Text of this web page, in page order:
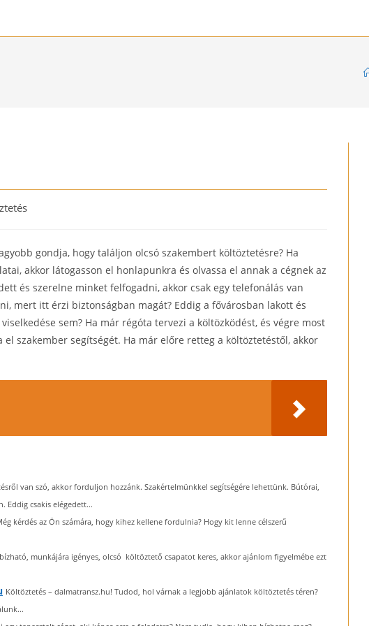
gondja, hogy találjon olcsó szakembert költöztetésre? Ha
akkor látogasson el honlapunkra és olvassa el annak a cégnek az
és szerelne minket felfogadni, akkor csak egy telefonálás van
mert itt érzi biztonságban magát? Eddig a fővárosban lakott és
sem? Ha már régóta tervezi a költözködést, és végre most
szakember segítségét. Ha már előre retteg a költöztetéstől, akkor
van szó, akkor forduljon hozzánk. Szakértelmünkkel segítségére lehettünk. Bútórai,
Eddig csakis elégedett...
kérdés az Ön számára, hogy kihez kellene fordulnia? Hogy kit lenne célszerű
munkájára igényes, olcsó költöztető csapatot keres, akkor ajánlom figyelmébe ezt
Költöztetés – dalmatransz.hu! Tudod, hol várnak a legjobb ajánlatok költöztetés téren?